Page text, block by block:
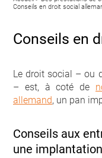
Conseils en droit social
Conseils en
Le droit social – ou
– est, à coté de
allemand, un pan
Conseils aux
une